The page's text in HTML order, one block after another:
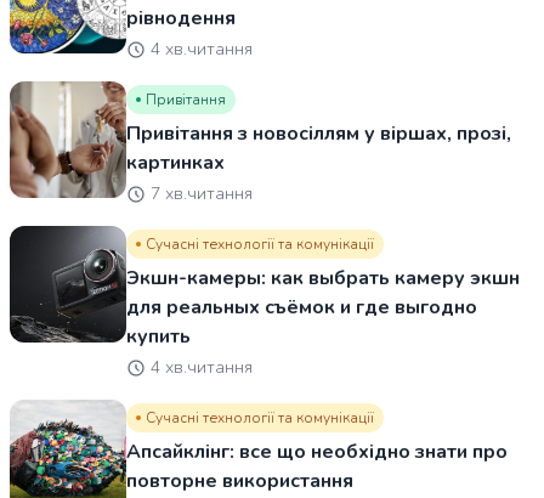
рівнодення
4 хв.читання
Привітання
Привітання з новосіллям у віршах, прозі,
картинках
7 хв.читання
Сучасні технології та комунікації
Экшн-камеры: как выбрать камеру экшн
для реальных съёмок и где выгодно
купить
4 хв.читання
Сучасні технології та комунікації
Апсайклінг: все що необхідно знати про
повторне використання